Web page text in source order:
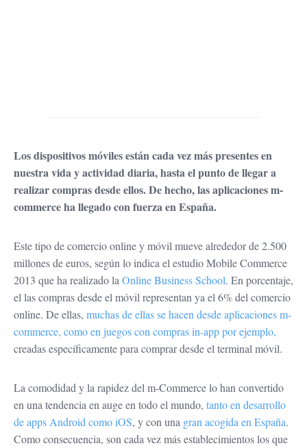
Los dispositivos móviles están cada vez más presentes en
nuestra vida y actividad diaria, hasta el punto de llegar a
realizar compras desde ellos. De hecho, las aplicaciones m-
commerce ha llegado con fuerza en España.
Este tipo de comercio online y móvil mueve alrededor de 2.500
millones de euros, según lo indica el estudio Mobile Commerce
2013 que ha realizado la Online Business School. En porcentaje,
el las compras desde el móvil representan ya el 6% del comercio
online. De ellas, muchas de ellas se hacen desde aplicaciones m-
commerce, como en juegos con compras in-app por ejemplo,
creadas específicamente para comprar desde el terminal móvil.
La comodidad y la rapidez del m-Commerce lo han convertido
en una tendencia en auge en todo el mundo, tanto en desarrollo
de apps Android como iOS, y con una gran acogida en España.
Como consecuencia, son cada vez más establecimientos los que